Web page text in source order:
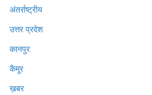
अंतर्राष्ट्रीय
उत्तर प्रदेश
कानपुर
कैमूर
ख़बर